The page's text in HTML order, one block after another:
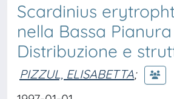
Scardinius
nella Bassa
Distribuzione e
PIZZUL, ELISABETTA;